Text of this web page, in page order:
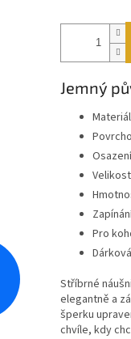
Jemný
Pro
Stříbrné
elegantně a
šperku
chvíle, kdy